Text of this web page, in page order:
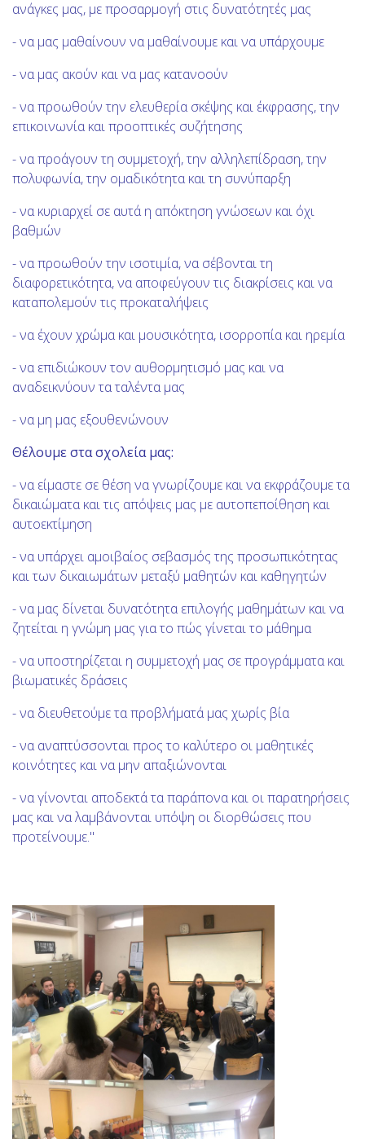
ανάγκες μας, με προσαρμογή στις δυνατότητές μας
- να μας μαθαίνουν να μαθαίνουμε και να υπάρχουμε
- να μας ακούν και να μας κατανοούν
- να προωθούν την ελευθερία σκέψης και έκφρασης, την
επικοινωνία και προοπτικές συζήτησης
- να προάγουν τη συμμετοχή, την αλληλεπίδραση, την
πολυφωνία, την ομαδικότητα και τη συνύπαρξη
- να κυριαρχεί σε αυτά η απόκτηση γνώσεων και όχι
βαθμών
- να προωθούν την ισοτιμία, να σέβονται τη
διαφορετικότητα, να αποφεύγουν τις διακρίσεις και να
καταπολεμούν τις προκαταλήψεις
- να έχουν χρώμα και μουσικότητα, ισορροπία και ηρεμία
- να επιδιώκουν τον αυθορμητισμό μας και να
αναδεικνύουν τα ταλέντα μας
- να μη μας εξουθενώνουν
Θέλουμε στα σχολεία μας:
- να είμαστε σε θέση να γνωρίζουμε και να εκφράζουμε τα
δικαιώματα και τις απόψεις μας με αυτοπεποίθηση και
αυτοεκτίμηση
- να υπάρχει αμοιβαίος σεβασμός της προσωπικότητας
και των δικαιωμάτων μεταξύ μαθητών και καθηγητών
- να μας δίνεται δυνατότητα επιλογής μαθημάτων και να
ζητείται η γνώμη μας για το πώς γίνεται το μάθημα
- να υποστηρίζεται η συμμετοχή μας σε προγράμματα και
βιωματικές δράσεις
- να διευθετούμε τα προβλήματά μας χωρίς βία
- να αναπτύσσονται προς το καλύτερο οι μαθητικές
κοινότητες και να μην απαξιώνονται
- να γίνονται αποδεκτά τα παράπονα και οι παρατηρήσεις
μας και να λαμβάνονται υπόψη οι διορθώσεις που
προτείνουμε."